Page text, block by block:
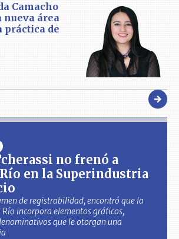
Camacho
nueva área
práctica de
no frenó a
en la Superindustria
de registrabilidad, encontró que la
Río incorpora elementos gráficos,
que le otorgan una